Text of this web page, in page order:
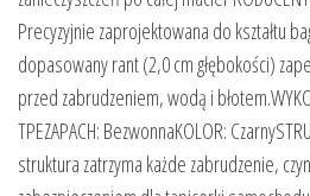
Precyzyjnie zaprojektowana do kształtu
dopasowany rant (2,0 cm głębokości)
przed zabrudzeniem, wodą i
TPEZAPACH: BezwonnaKOLOR:
struktura zatrzyma każde zabrudzenie,